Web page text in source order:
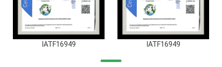
IATF16949 IATF16949